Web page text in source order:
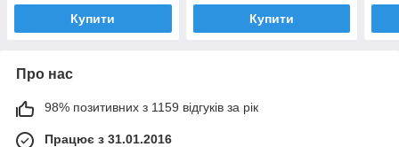
Купити Купити
Про нас
98% позитивних з 1159 відгуків за рік
Працює з 31.01.2016